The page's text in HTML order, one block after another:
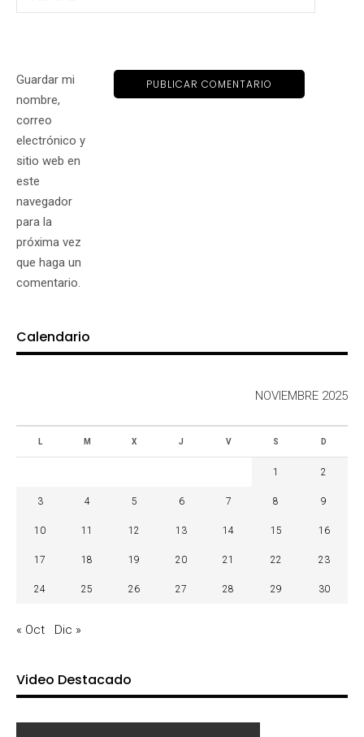
Guardar mi
nombre,
correo
electrónico y
sitio web en
este
navegador
para la
próxima vez
que haga un
comentario.
Calendario
NOVIEMBRE 2025
L M X J V S D
1 2
3 4 5 6 7 8 9
10 11 12 13 14 15 16
17 18 19 20 21 22 23
24 25 26 27 28 29 30
« Oct Dic »
Video Destacado